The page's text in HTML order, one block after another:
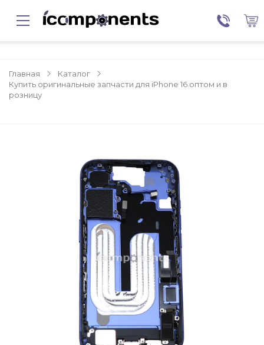
Главная
Каталог
Купить оригинальные запчасти для iPhone 16 оптом и в
розницу